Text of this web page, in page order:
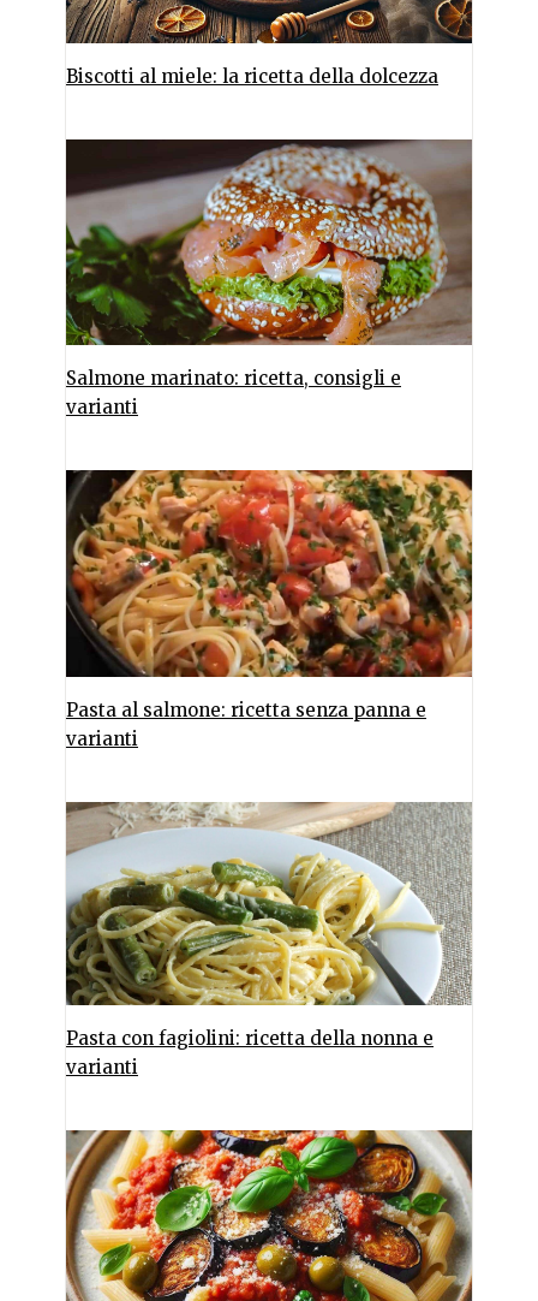
Biscotti al miele: la ricetta della dolcezza
Salmone marinato: ricetta, consigli e
varianti
Pasta al salmone: ricetta senza panna e
varianti
Pasta con fagiolini: ricetta della nonna e
varianti